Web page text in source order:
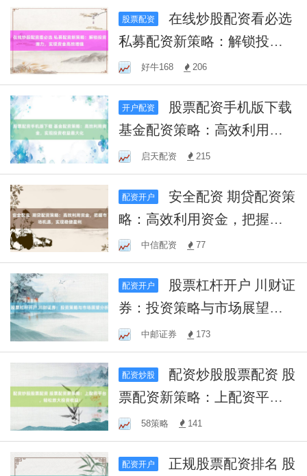
股票配资
在线炒股配资看必选
私募配资新策略：解锁投资
潜力，实现资金高效增值
好牛168 206
开户配资
基金配资策略：高效利用资
金，实现投资收益最大化
启天配资 215
配资开户
安全配资 期贷配资策
略：高效利用资金，把握市
场机遇，实现稳健盈利
中信配资 77
配资开户
券：投资策略与市场展望分
析
中邮证券 173
配资炒股
票配资新策略：上配资平
台，轻松放大投资收益！
58策略 141
配资开户